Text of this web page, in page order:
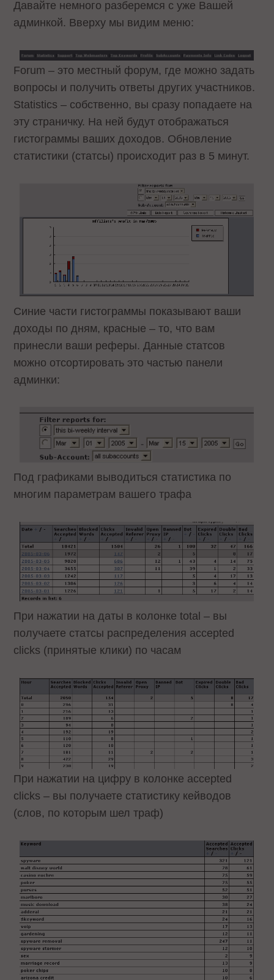
Давайте немного разберемся с уже Вашей
админкой. Вверху мы видим меню:
Forum – это местный форум, где можно задать
вопросы и получить ответы других участников.
Statistics – собственно, вы сразу попадаете на
эту страничку. На ней будут отображаться
гистограммы ваших доходов. Обновление
статистики (статсы) происходит раз в 5 минут.
Синие части гистограммы показывают ваши
доходы по дням, красные – то, что вам
принесли ваши реферы. Данные статсов
можно отсортировать это частью панели
админки:
Под графиками выводиться статистика по
многим параметрам вашего трафа
При нажатии на даты в колонке total – вы
получаете статсы распределения accepted
clicks (принятые клики) по часам
При нажатии на цифру в колонке accepted
clicks – вы получаете статистику кейводов
(слов, по которым шел траф)